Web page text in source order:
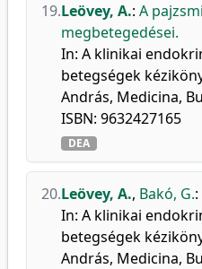
19.Leövey, A.: A
megbetegedései.
In: A klinikai
betegségek
András, Medicina,
ISBN: 9632427165
DEA
20.Leövey, A., Bakó, G.:
In: A klinikai
betegségek
András, Medicina,